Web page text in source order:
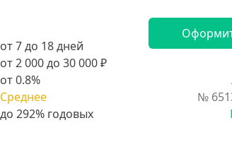
от 7 до 18 дней
от 2 000 до 30 000 ₽
от 0.8%
Среднее
№